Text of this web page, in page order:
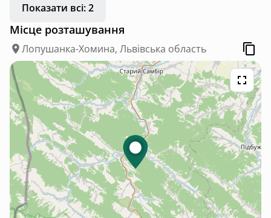
Показати всі: 2
Місце розташування
Лопушанка-Хомина, Львівська область